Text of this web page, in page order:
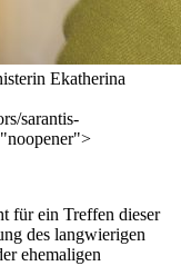
Ekatherina
sarantis-
für ein Treffen dieser
des langwierigen
ehemaligen